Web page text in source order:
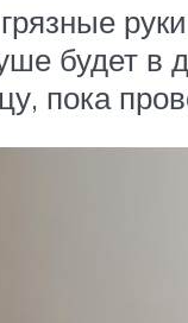
будет
пока